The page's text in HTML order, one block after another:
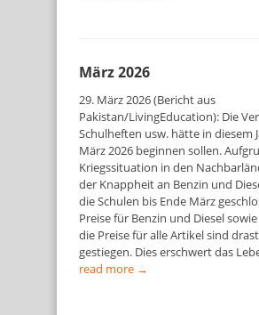
März 2026
29. März 2026 (Bericht aus
Pakistan/LivingEducation): Die
Schulheften usw. hätte in diesem
März 2026 beginnen sollen.
Kriegssituation in den
der Knappheit an Benzin und
die Schulen bis Ende März
Preise für Benzin und Diesel
die Preise für alle Artikel sind
gestiegen. Dies erschwert das
read more →